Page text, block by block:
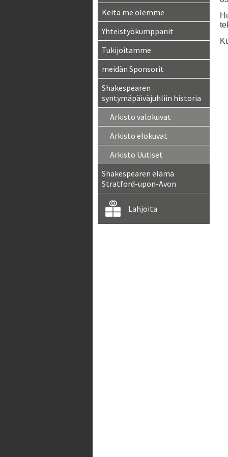
Keitä me olemme
Yhteistyökumppanit
Tukijoitamme
meidän Sponsorit
Shakespearen
syntymäpäiväjuhliin historia
Arkisto valokuvat
Arkisto elokuvat
Arkisto Uutiset
Shakespearen elämä
Stratford-upon-Avon
Lahjoita